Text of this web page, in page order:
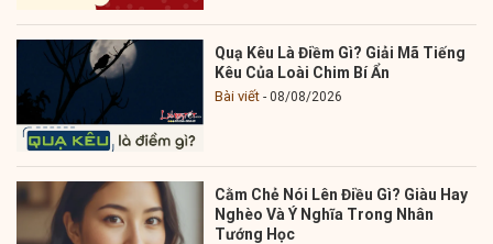
Quạ Kêu Là Điềm Gì? Giải Mã Tiếng
Kêu Của Loài Chim Bí Ẩn
Bài viết 08/08/2026
Cằm Chẻ Nói Lên Điều Gì? Giàu Hay
Nghèo Và Ý Nghĩa Trong Nhân
Tướng Học